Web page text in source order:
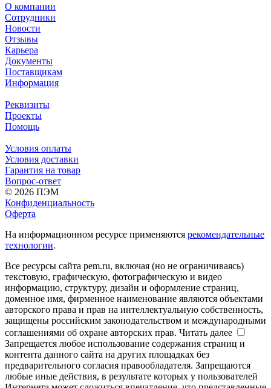
О компании
Сотрудники
Новости
Отзывы
Карьера
Документы
Поставщикам
Информация
Реквизиты
Проекты
Помощь
Условия оплаты
Условия доставки
Гарантия на товар
Вопрос-ответ
© 2026 ПЭМ
Конфиденциальность
Оферта
На информационном ресурсе применяются рекомендательные
технологии.
Все ресурсы сайта pem.ru, включая (но не ограничиваясь)
текстовую, графическую, фотографическую и видео
информацию, структуру, дизайн и оформление страниц,
доменное имя, фирменное наименование являются объектами
авторского права и прав на интеллектуальную собственность,
защищены российским законодательством и международными
соглашениями об охране авторских прав. Читать далее
Запрещается любое использование содержания страниц и
контента данного сайта на других площадках без
предварительного согласия правообладателя. Запрещаются
любые иные действия, в результате которых у пользователей